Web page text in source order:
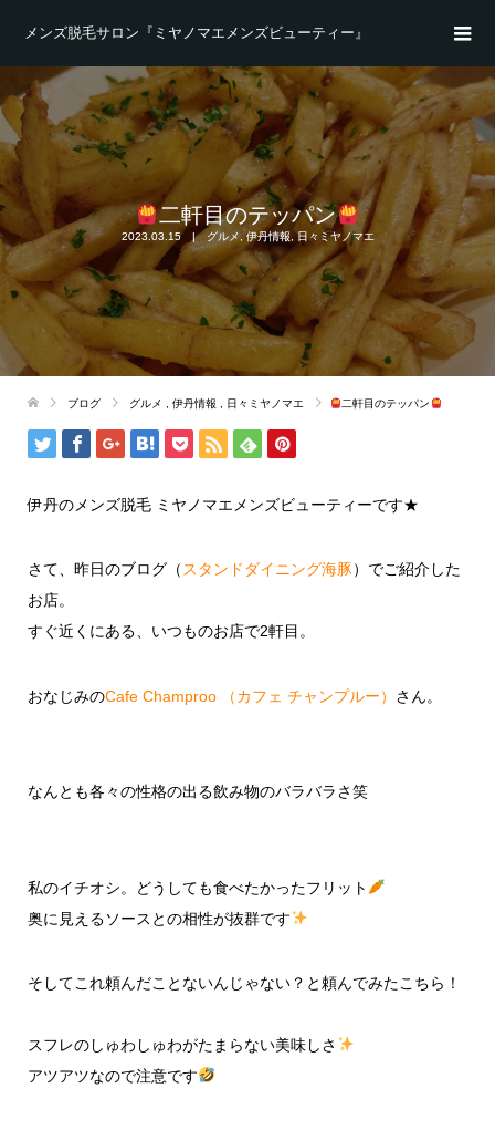
メンズ脱毛サロン『ミヤノマエメンズビューティー』
二軒目のテッパン
2023.03.15 グルメ,伊丹情報 ,日々ミヤノマエ
ブログ グルメ 伊丹情報 日々ミヤノマエ 二軒目のテッパン
伊丹のメンズ脱毛 ミヤノマエメンズビューティーです★
さて、昨日のブログ（スタンドダイニング海豚）でご紹介した
お店。
すぐ近くにある、いつものお店で2軒目。
おなじみのCafe Champroo （カフェ チャンプルー） さん。
なんとも各々の性格の出る飲み物のバラバラさ笑
私のイチオシ。どうしても食べたかったフリット
奥に見えるソースとの相性が抜群です
そしてこれ頼んだことないんじゃない？と頼んでみたこちら！
スフレのしゅわしゅわがたまらない美味しさ
アツアツなので注意です